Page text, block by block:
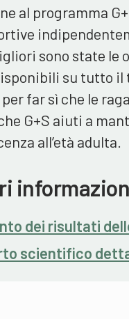
al programma
sono state le
su tutto
far sì che le
G+S aiuti a
all’età adulta.
dei risultati
scientifico